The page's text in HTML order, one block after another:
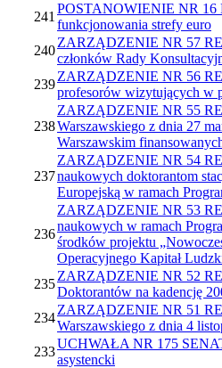
241
POSTANOWIENIE NR 16
funkcjonowania strefy euro
240
ZARZĄDZENIE NR 57
członków Rady
239
ZARZĄDZENIE NR 56
profesorów wizytujących w
238
ZARZĄDZENIE NR 55
Warszawskiego z dnia 27
Warszawskim
237
ZARZĄDZENIE NR 54
naukowych doktorantom
Europejską w ramach
236
ZARZĄDZENIE NR 53
naukowych w ramach
środków projektu
Operacyjnego Kapitał
235
ZARZĄDZENIE NR 52
Doktorantów na kadencję
234
ZARZĄDZENIE NR 51
Warszawskiego z dnia 4
233
UCHWAŁA NR 175
asystencki